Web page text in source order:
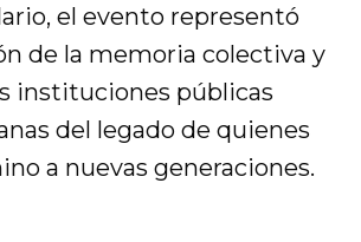
el evento representó
de la memoria colectiva y
instituciones públicas
del legado de quienes
a nuevas generaciones.